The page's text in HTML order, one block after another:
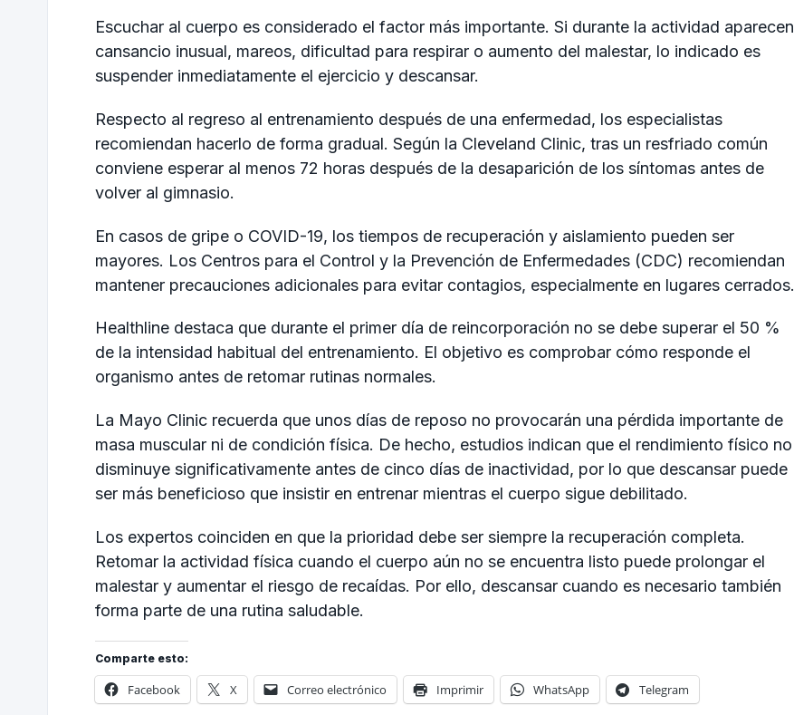
Escuchar al cuerpo es considerado el factor más importante. Si durante la actividad aparecen
cansancio inusual, mareos, dificultad para respirar o aumento del malestar, lo indicado es
suspender inmediatamente el ejercicio y descansar.
Respecto al regreso al entrenamiento después de una enfermedad, los especialistas
recomiendan hacerlo de forma gradual. Según la Cleveland Clinic, tras un resfriado común
conviene esperar al menos 72 horas después de la desaparición de los síntomas antes de
volver al gimnasio.
En casos de gripe o COVID-19, los tiempos de recuperación y aislamiento pueden ser
mayores. Los Centros para el Control y la Prevención de Enfermedades (CDC) recomiendan
mantener precauciones adicionales para evitar contagios, especialmente en lugares cerrados.
Healthline destaca que durante el primer día de reincorporación no se debe superar el 50 %
de la intensidad habitual del entrenamiento. El objetivo es comprobar cómo responde el
organismo antes de retomar rutinas normales.
La Mayo Clinic recuerda que unos días de reposo no provocarán una pérdida importante de
masa muscular ni de condición física. De hecho, estudios indican que el rendimiento físico no
disminuye significativamente antes de cinco días de inactividad, por lo que descansar puede
ser más beneficioso que insistir en entrenar mientras el cuerpo sigue debilitado.
Los expertos coinciden en que la prioridad debe ser siempre la recuperación completa.
Retomar la actividad física cuando el cuerpo aún no se encuentra listo puede prolongar el
malestar y aumentar el riesgo de recaídas. Por ello, descansar cuando es necesario también
forma parte de una rutina saludable.
Comparte esto:
Facebook X Correo electrónico Imprimir WhatsApp Telegram